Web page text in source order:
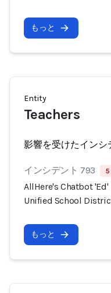
もっと
Entity
Teachers
影響を受けたインシ
インシデント 793 5
AllHere's Chatbot
Unified School
もっと